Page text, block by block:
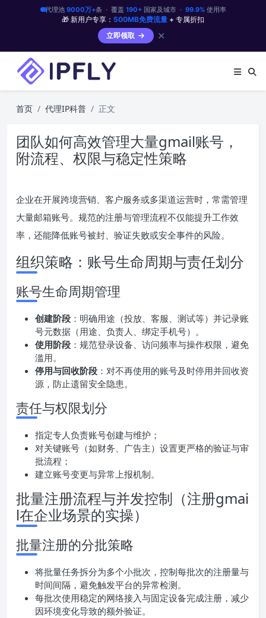
代理池 9000万+条 · 覆盖 190+国家及城市 · 99.9%使用率
🎁 新用户专享： 500MB免费流量 + 专属折扣
立即领取
✕
首页 代理IP科普 正文
团队如何高效管理大量gmail账号，
附流程、权限与稳定性策略
企业在开展跨境营销、客户服务或多渠道运营时，常需管理
大量邮箱账号。规范的注册与管理流程不仅能提升工作效
率，还能降低账号被封、验证失败或安全事件的风险。
组织策略：账号生命周期与责任划分
账号生命周期管理
创建阶段 ：明确用途（投放、客服、测试等）并记录账
号元数据（用途、负责人、绑定手机号）。
使用阶段 ：规范登录设备、访问频率与操作权限，避免
滥用。
停用与回收阶段 ：对不再使用的账号及时停用并回收资
源，防止遗留安全隐患。
责任与权限划分
指定专人负责账号创建与维护；
对关键账号（如财务、广告主）设置更严格的验证与审
批流程；
建立账号变更与异常上报机制。
批量注册流程与并发控制（注册gmai
l在企业场景的实操）
批量注册的分批策略
将批量任务拆分为多个小批次，控制每批次的注册量与
时间间隔，避免触发平台的异常检测。
每批次使用稳定的网络接入与固定设备完成注册，减少
因环境变化导致的额外验证。